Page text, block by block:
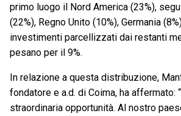
primo luogo il Nord America (23%),
(22%), Regno Unito (10%), Germania
investimenti parcellizzati dai restanti
pesano per il 9%.
In relazione a questa distribuzione,
fondatore e a.d. di Coima, ha affermato:
straordinaria opportunità. Al nostro